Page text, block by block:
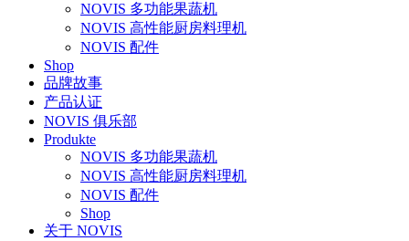
NOVIS 多功能果蔬机
NOVIS 高性能厨房料理机
NOVIS 配件
Shop
品牌故事
产品认证
NOVIS 俱乐部
Produkte
NOVIS 多功能果蔬机
NOVIS 高性能厨房料理机
NOVIS 配件
Shop
关于 NOVIS